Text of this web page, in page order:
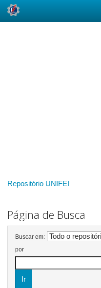
Repositório UNIFEI
Página de Busca
Buscar em:
por